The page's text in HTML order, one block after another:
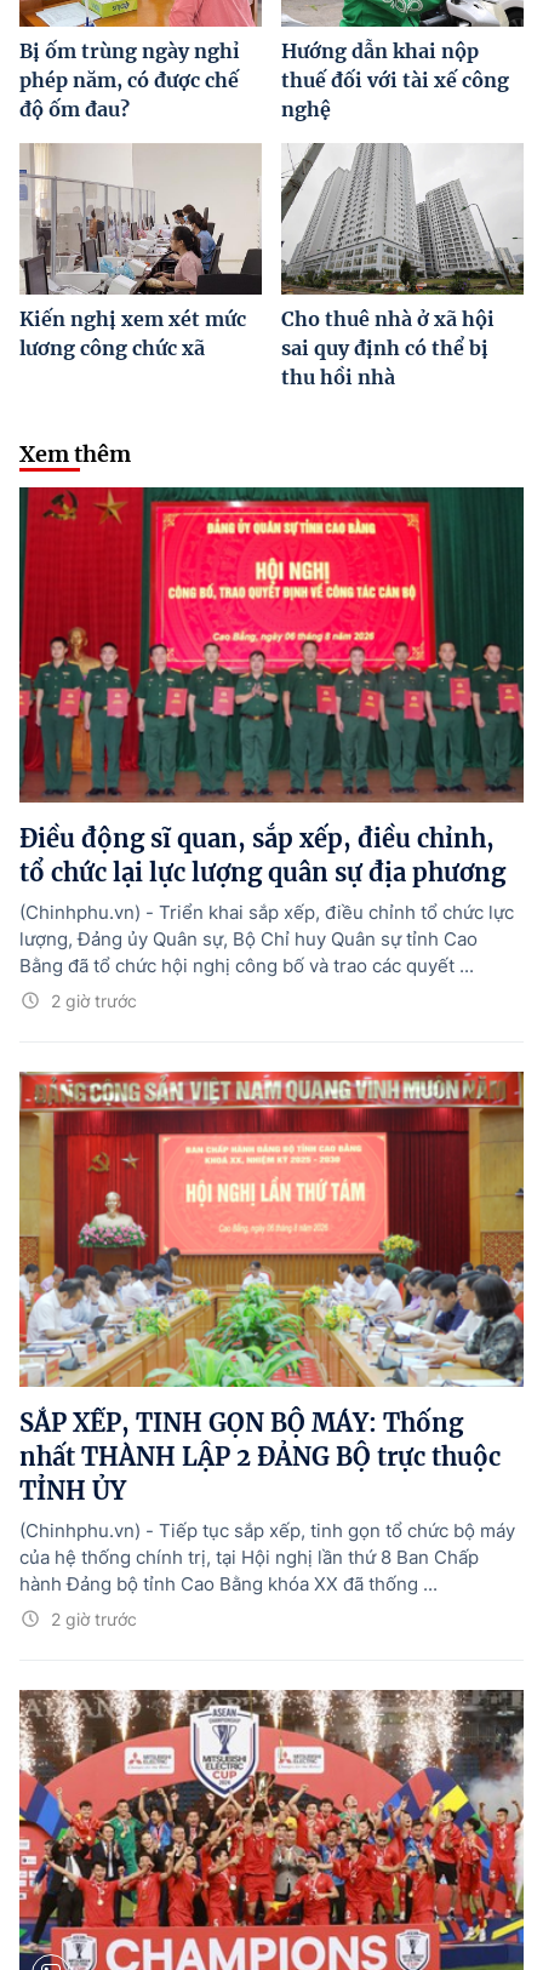
Bị ốm trùng ngày nghỉ
phép năm, có được chế
độ ốm đau?
Hướng dẫn khai nộp
thuế đối với tài xế công
nghệ
Kiến nghị xem xét mức
lương công chức xã
Cho thuê nhà ở xã hội
sai quy định có thể bị
thu hồi nhà
Xem thêm
Điều động sĩ quan, sắp xếp, điều chỉnh,
tổ chức lại lực lượng quân sự địa phương
2 giờ trước
(Chinhphu.vn) - Triển khai sắp xếp, điều chỉnh tổ chức lực
lượng, Đảng ủy Quân sự, Bộ Chỉ huy Quân sự tỉnh Cao
Bằng đã tổ chức hội nghị công bố và trao các quyết ...
SẮP XẾP, TINH GỌN BỘ MÁY: Thống
nhất THÀNH LẬP 2 ĐẢNG BỘ trực thuộc
TỈNH ỦY
2 giờ trước
(Chinhphu.vn) - Tiếp tục sắp xếp, tinh gọn tổ chức bộ máy
của hệ thống chính trị, tại Hội nghị lần thứ 8 Ban Chấp
hành Đảng bộ tỉnh Cao Bằng khóa XX đã thống ...